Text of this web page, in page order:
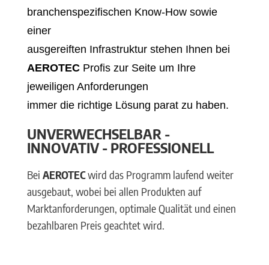
branchenspezifischen Know-How sowie
einer
ausgereiften Infrastruktur stehen Ihnen bei
AEROTEC Profis zur Seite um Ihre
jeweiligen Anforderungen
immer die richtige Lösung parat zu haben.
UNVERWECHSELBAR -
INNOVATIV - PROFESSIONELL
Bei AEROTECwird das Programm laufend weiter
ausgebaut, wobei bei allen Produkten auf
Marktanforderungen, optimale Qualität und einen
bezahlbaren Preis geachtet wird.